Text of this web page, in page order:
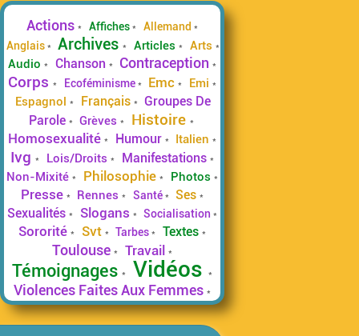
Passer Tags
Actions Affiches
Allemand
Anglais
Archives Articles
Arts
Audio
Chanson Contraception
Corps Ecoféminisme Emc
Emi
Espagnol
Français
Groupes De
Parole
Grèves Histoire
Homosexualité Humour Italien
Ivg Lois/Droits Manifestations
Non-Mixité Philosophie Photos
Presse Rennes Santé
Ses
Sexualités
Slogans Socialisation
Sororité Svt Tarbes Textes
Toulouse Travail
Témoignages Vidéos
Violences Faites Aux Femmes